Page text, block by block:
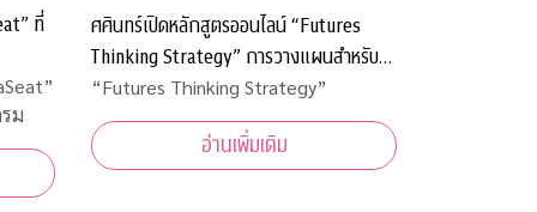
ที่
ม
ศศินทร์เปิดหลักสูตรออนไลน์ “Futures
Thinking Strategy” การวางแผนสำหรับ
อนาคตของตนเองหรือองค์กร
“Futures Thinking Strategy”
อ่านเพิ่มเติม